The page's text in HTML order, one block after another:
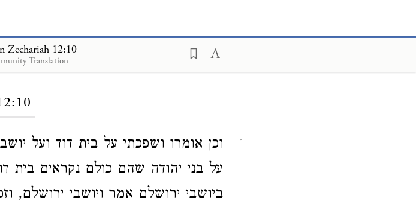
Zechariah 12:10
Translation
1
וכן אומרו ושפכתי על בית דוד ועל
על בני יהודה שהם כולם נקראים בית
ביושבי ירושלם אמר ויושבי ירושלם,